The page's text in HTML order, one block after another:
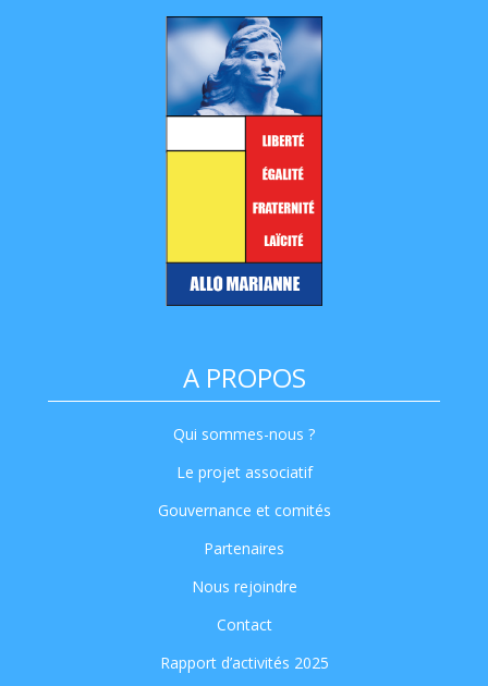
A PROPOS
Qui sommes-nous ?
Le projet associatif
Gouvernance et comités
Partenaires
Nous rejoindre
Contact
Rapport d’activités 2025